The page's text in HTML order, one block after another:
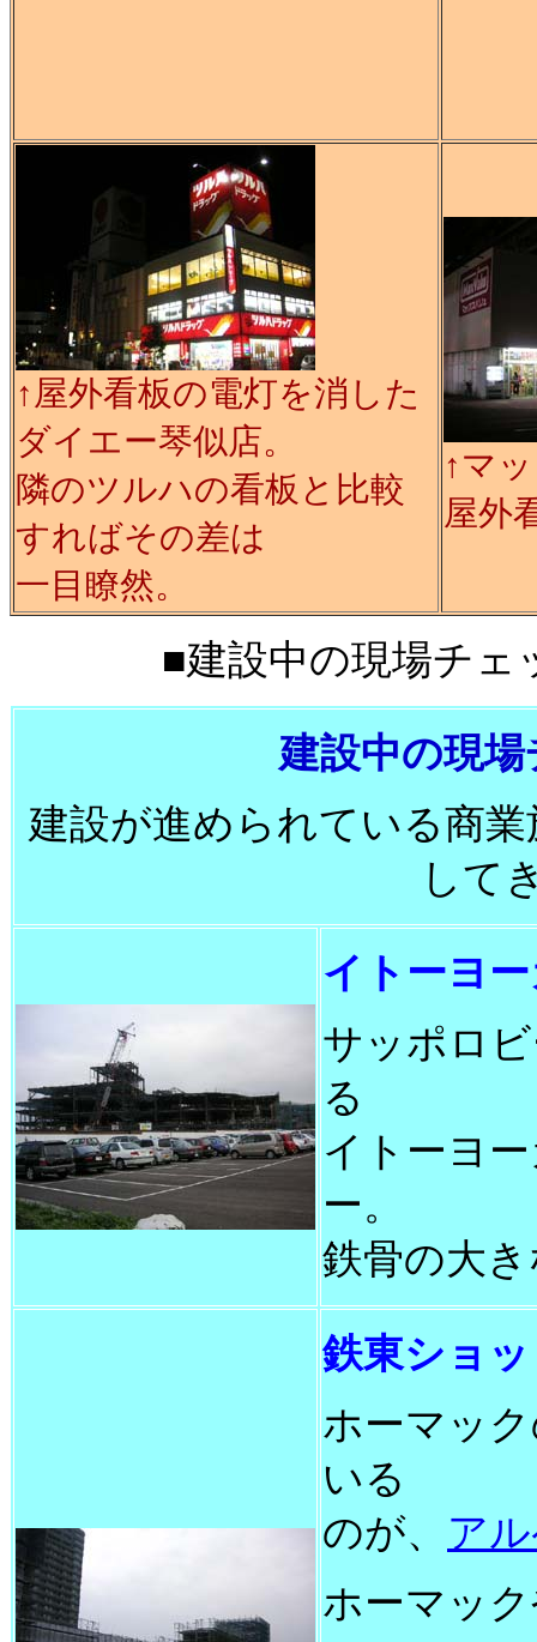
↑屋外看板の電灯を消した
ダイエー琴似店。
隣のツルハの看板と比較
すればその差は
一目瞭然。
↑マ
屋外
■建設中の現場チェ
建設中の現
建設が進められている商
して
イトーヨ
サッポロ
る
イトーヨ
ー。
鉄骨の大
鉄東ショ
ホーマッ
いる
のが、 ア
ホーマッ